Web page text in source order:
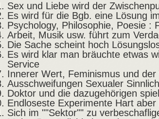
Sex und Liebe wird der
Es wird für die Bgb. eine Lösung
Psychology, Philosophie, Poesie :
Arbeit, Musik usw. führt zum
Die Sache scheint hoch
Es wird klar man bräuchte etwas
Service
Innerer Wert, Feminismus und
Ausschweifungen Sexualer
Doktor und die dazugehörigen
Endloseste Experimente Hart aber
Sich im ""Sektor"" zu